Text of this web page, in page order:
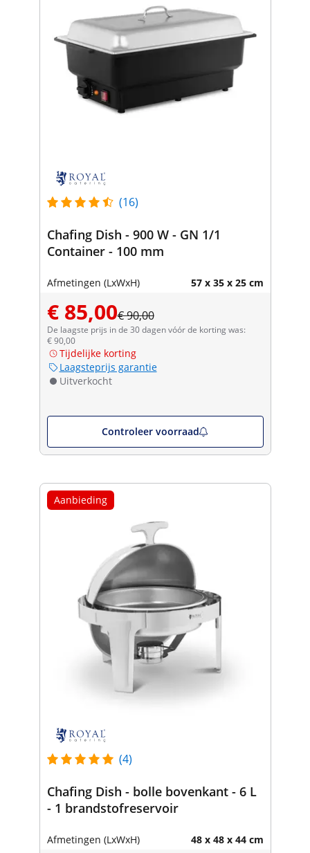
(16)
Chafing Dish - 900 W - GN 1/1
Container - 100 mm
Afmetingen (LxWxH) 57 x 35 x 25 cm
€ 85,00€ 90,00
De laagste prijs in de 30 dagen vóór de korting was:
€ 90,00
Tijdelijke korting
Laagsteprijs garantie
Uitverkocht
Controleer voorraad
Aanbieding
(4)
Chafing Dish - bolle bovenkant - 6 L
- 1 brandstofreservoir
Afmetingen (LxWxH) 48 x 48 x 44 cm